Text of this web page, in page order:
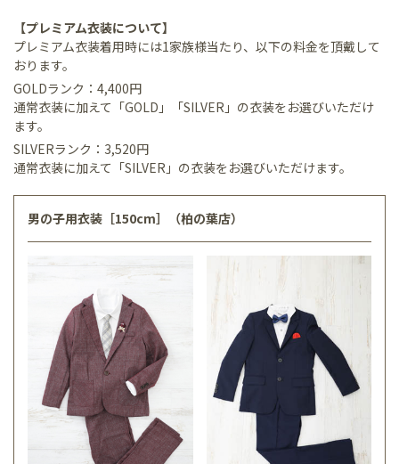
【プレミアム衣装について】
プレミアム衣装着用時には1家族様当たり、以下の料金を頂戴して
おります。
GOLDランク：4,400円
通常衣装に加えて「GOLD」「SILVER」の衣装をお選びいただけ
ます。
SILVERランク：3,520円
通常衣装に加えて「SILVER」の衣装をお選びいただけます。
男の子用衣装［150cm］（柏の葉店）